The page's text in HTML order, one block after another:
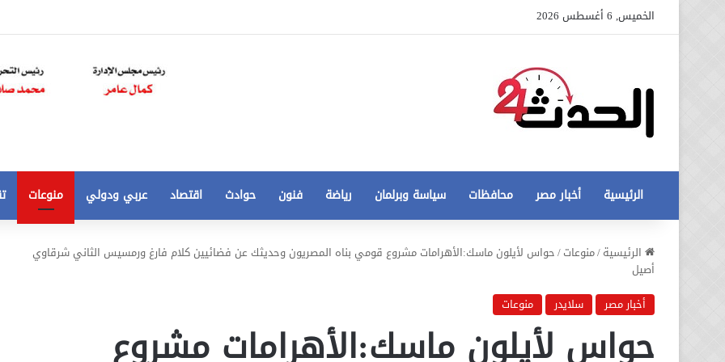
الخميس, 6 أغسطس 2026
الرئيسية أخبار مصر محافظات سياسة وبرلمان رياضة فنون حوادث اقتصاد عربي ودولي منوعات
الرئيسية/منوعات/حواس لأيلون ماسك:الأهرامات مشروع قومي بناه المصريون وحديثك عن فضائيين كلام فارغ ورمسيس الثاني شرقاوي
أصيل
أخبار مصر
سلايدر منوعات
حواس لأيلون ماسك:الأهرامات مشروع
عاجل
في
أزمة
مخالفات
البناءعاجل تطورات جديدة في أزمة مخالفات
تخفيض
الي
50